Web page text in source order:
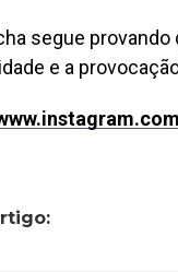
segue
e a